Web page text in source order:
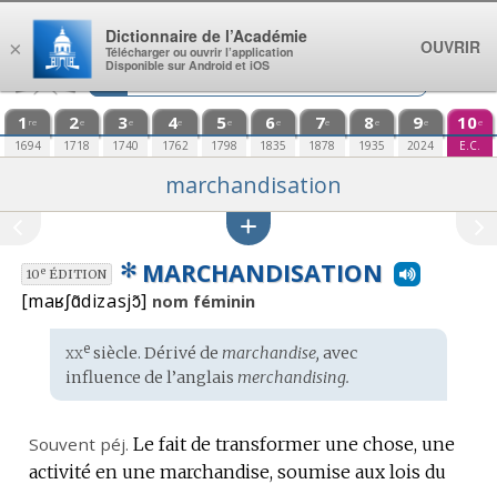
Aller au contenu
1 re
1694
2e
1718
3e
1740
4e
1762
5e
1798
6e
1835
7e
1878
8e
1935
9e
2024
10e
E.C.
marchandisation
10eÉDITION ✻ MARCHANDISATION
[maʁʃɑ̃dizasjɔ̃] nom féminin
Étymologie
:
xxesiècle. Dérivé de marchandise, avec
influence de l’anglais merchandising.
Souvent péj. Le fait de transformer une chose, une
activité en une marchandise, soumise aux lois du
×
Dictionnaire de l’Académie
Télécharger ou ouvrir l’application
Disponible sur Android et iOS
OUVRIR